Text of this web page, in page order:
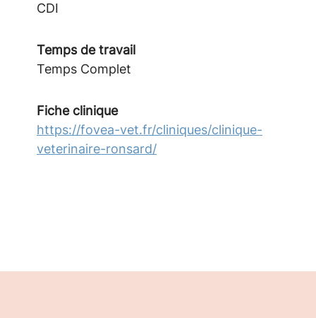
CDI
Temps de travail
Temps Complet
Fiche clinique
https://fovea-vet.fr/cliniques/clinique-
veterinaire-ronsard/